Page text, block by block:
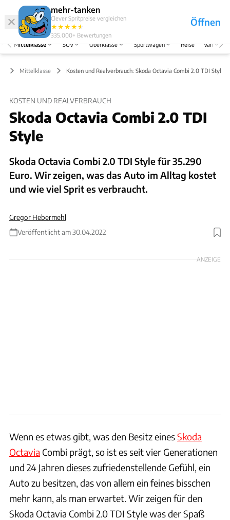
mehr-tanken
Clever Spritpreise vergleichen
★★★★★
★
335.000+ Bewertungen
Öffnen
Abo
Menü
Mittelklasse SUV Oberklasse Sportwagen Reise Van
Mittelklasse Kosten und Realverbrauch: Skoda Octavia Combi 2.0 TDI Style
KOSTEN UND REALVERBRAUCH
Skoda Octavia Combi 2.0 TDI
Style
Skoda Octavia Combi 2.0 TDI Style für 35.290
Euro. Wir zeigen, was das Auto im Alltag kostet
und wie viel Sprit es verbraucht.
Gregor Hebermehl
Veröffentlicht am 30.04.2022
ANZEIGE
Wenn es etwas gibt, was den Besitz einesSkoda
Octavia Combi prägt, so ist es seit vier Generationen
und 24 Jahren dieses zufriedenstellende Gefühl, ein
Auto zu besitzen, das von allem ein feines bisschen
mehr kann, als man erwartet. Wir zeigen für den
Skoda Octavia Combi 2.0 TDI Style was der Spaß